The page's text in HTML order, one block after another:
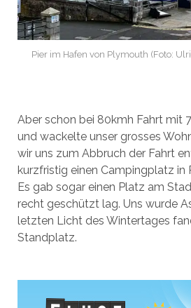
Pier im Hafen von Plymouth (Foto:
Aber schon bei 80kmh Fahrt mit
und wackelte unser grosses
wir uns zum Abbruch der Fahrt
kurzfristig einen Campingplatz in
Es gab sogar einen Platz am
recht geschützt lag. Uns wurde
letzten Licht des Wintertages
Standplatz.